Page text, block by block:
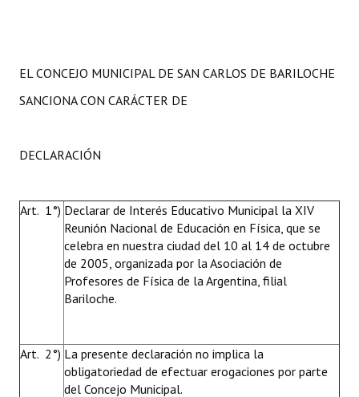
EL CONCEJO MUNICIPAL DE SAN CARLOS DE BARILOCHE
SANCIONA CON CARÁCTER DE
DECLARACIÓN
Art. 1°) Declarar de Interés Educativo Municipal la XIV
Reunión Nacional de Educación en Física, que se
celebra en nuestra ciudad del 10 al 14 de octubre
de 2005, organizada por la Asociación de
Profesores de Física de la Argentina, filial
Bariloche.
Art. 2°) La presente declaración no implica la
obligatoriedad de efectuar erogaciones por parte
del Concejo Municipal.